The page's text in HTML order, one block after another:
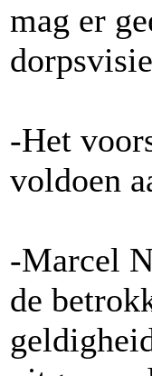
mag er
-Het
voldoen
-Marcel
de